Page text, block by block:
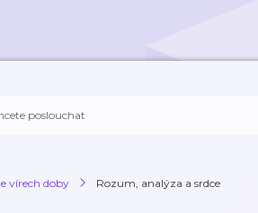
vírech doby Rozum, analýza a srdce